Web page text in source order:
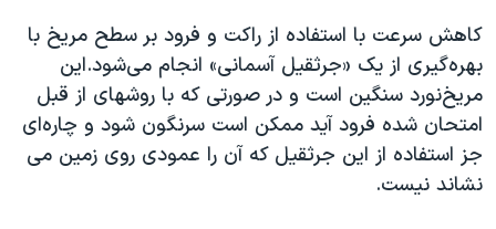
کاهش سرعت با استفاده از راکت و فرود بر سطح مریخ با
بهره‌گیری از یک «جرثقیل آسمانی» انجام می‌شود.این
مریخ‌نورد سنگین است و در صورتی که با روشهای از قبل
امتحان شده فرود آید ممکن است سرنگون شود و چاره‌ای
جز استفاده از این جرثقیل که آن را عمودی روی زمین می
نشاند نیست.